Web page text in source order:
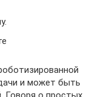
и может быть